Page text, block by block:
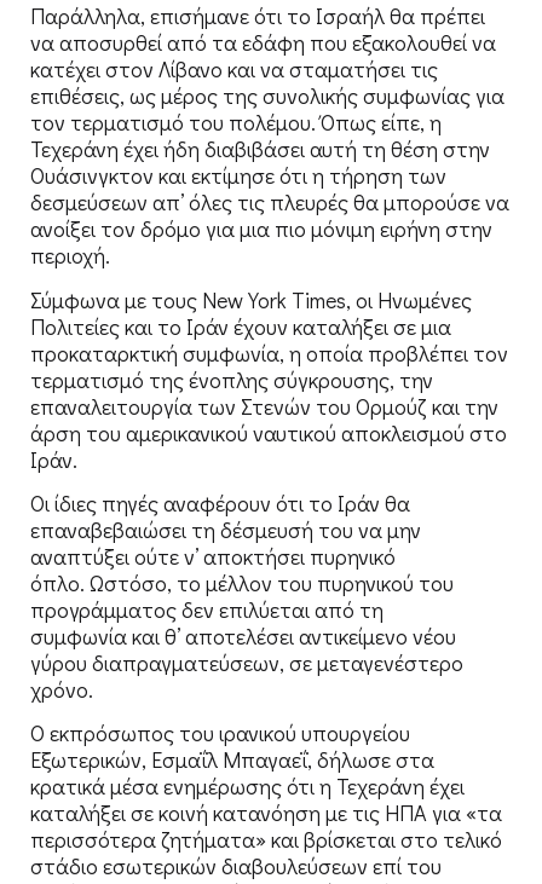
Παράλληλα, επισήμανε ότι το Ισραήλ θα πρέπει
να αποσυρθεί από τα εδάφη που εξακολουθεί να
κατέχει στον Λίβανο και να σταματήσει τις
επιθέσεις, ως μέρος της συνολικής συμφωνίας για
τον τερματισμό του πολέμου. Όπως είπε, η
Τεχεράνη έχει ήδη διαβιβάσει αυτή τη θέση στην
Ουάσινγκτον και εκτίμησε ότι η τήρηση των
δεσμεύσεων απ’ όλες τις πλευρές θα μπορούσε να
ανοίξει τον δρόμο για μια πιο μόνιμη ειρήνη στην
περιοχή.
Σύμφωνα με τους New York Times, οι Ηνωμένες
Πολιτείες και το Ιράν έχουν καταλήξει σε μια
προκαταρκτική συμφωνία, η οποία προβλέπει τον
τερματισμό της ένοπλης σύγκρουσης, την
επαναλειτουργία των Στενών του Ορμούζ και την
άρση του αμερικανικού ναυτικού αποκλεισμού στο
Ιράν.
Οι ίδιες πηγές αναφέρουν ότι το Ιράν θα
επαναβεβαιώσει τη δέσμευσή του να μην
αναπτύξει ούτε ν’ αποκτήσει πυρηνικό
όπλο. Ωστόσο, το μέλλον του πυρηνικού του
προγράμματος δεν επιλύεται από τη
συμφωνία και θ’ αποτελέσει αντικείμενο νέου
γύρου διαπραγματεύσεων, σε μεταγενέστερο
χρόνο.
Ο εκπρόσωπος του ιρανικού υπουργείου
Εξωτερικών, Εσμαΐλ Μπαγαεΐ, δήλωσε στα
κρατικά μέσα ενημέρωσης ότι η Τεχεράνη έχει
καταλήξει σε κοινή κατανόηση με τις ΗΠΑ για «τα
περισσότερα ζητήματα» και βρίσκεται στο τελικό
στάδιο εσωτερικών διαβουλεύσεων επί του